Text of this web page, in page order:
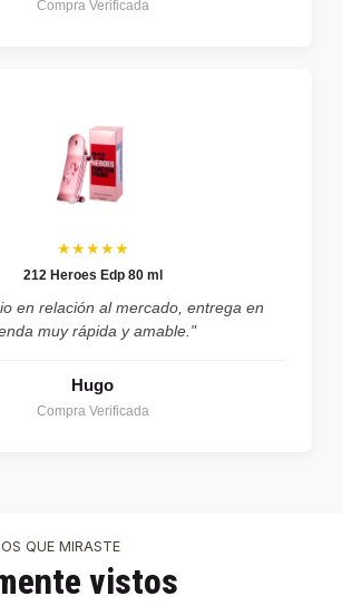
Compra Verificada
★★★★★
212 Heroes Edp 80 ml
en relación al mercado, entrega en
muy rápida y amable."
Hugo
Compra Verificada
QUE MIRASTE
vistos